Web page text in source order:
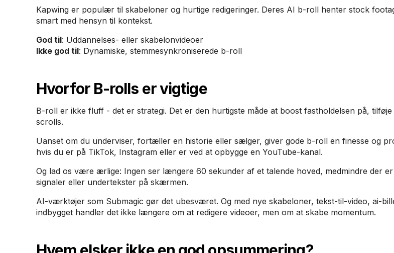
Kapwing er populær til skabeloner og hurtige redigeringer. Deres AI b-roll henter stock
smart med hensyn til kontekst.
God til: Uddannelses- eller skabelonvideoer
Ikke god til: Dynamiske, stemmesynkroniserede b-roll
Hvorfor B-rolls er vigtige
B-roll er ikke fluff - det er strategi. Det er den hurtigste måde at boost fastholdelsen på,
scrolls.
Uanset om du underviser, fortæller en historie eller sælger, giver gode b-roll en finesse og
hvis du er på TikTok, Instagram eller er ved at opbygge en YouTube-kanal.
Og lad os være ærlige: Ingen ser længere 60 sekunder af et talende hoved, medmindre der
signaler eller undertekster på skærmen.
AI-værktøjer som Submagic gør det ubesværet. Og med nye skabeloner, tekst-til-video, ai-
indbygget handler det ikke længere om at redigere videoer, men om at skabe momentum.